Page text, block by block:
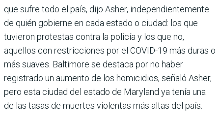
que sufre todo el país, dijo Asher, independientemente
de quién gobierne en cada estado o ciudad: los que
tuvieron protestas contra la policía y los que no,
aquellos con restricciones por el COVID-19 más duras o
más suaves. Baltimore se destaca por no haber
registrado un aumento de los homicidios, señaló Asher,
pero esta ciudad del estado de Maryland ya tenía una
de las tasas de muertes violentas más altas del país.